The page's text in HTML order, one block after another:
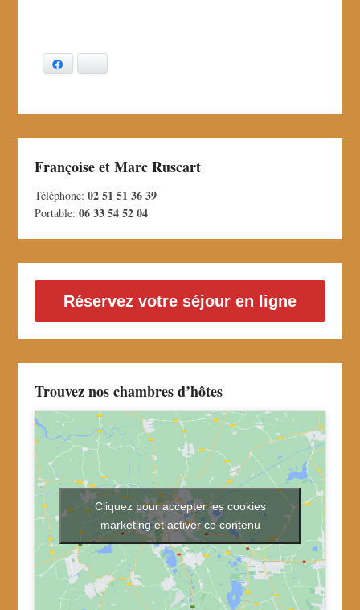
Françoise et Marc Ruscart
Téléphone:02 51 51 36 39
Portable:06 33 54 52 04
Réservez votre séjour en ligne
Trouvez nos chambres d’hôtes
Cliquez pour accepter les cookies
marketing et activer ce contenu